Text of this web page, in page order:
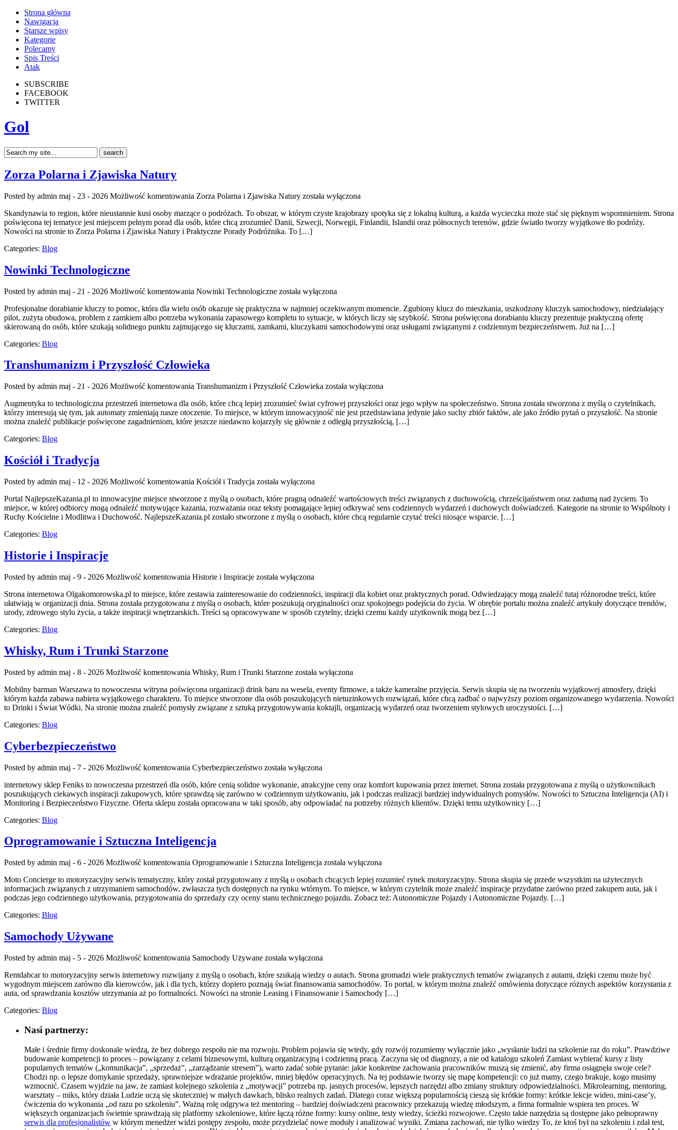
Strona główna
Nawigacja
Starsze wpisy
Kategorie
Polecamy
Spis Treści
Atak
SUBSCRIBE
FACEBOOK
TWITTER
Gol
Zorza Polarna i Zjawiska Natury
Posted by admin maj - 23 - 2026 Możliwość komentowania Zorza Polarna i Zjawiska Natury została wyłączona
Skandynawia to region, które nieustannie kusi osoby marzące o podróżach. To obszar, w którym czyste krajobrazy spotyka się z lokalną kulturą, a każda wycieczka może stać się pięknym wspomnieniem. Strona
poświęcona tej tematyce jest miejscem pełnym porad dla osób, które chcą zrozumieć Danii, Szwecji, Norwegii, Finlandii, Islandii oraz północnych terenów, gdzie światło tworzy wyjątkowe tło podróży.
Nowości na stronie to Zorza Polarna i Zjawiska Natury i Praktyczne Porady Podróżnika. To […]
Categories: Blog
Nowinki Technologiczne
Posted by admin maj - 21 - 2026 Możliwość komentowania Nowinki Technologiczne została wyłączona
Profesjonalne dorabianie kluczy to pomoc, która dla wielu osób okazuje się praktyczna w najmniej oczekiwanym momencie. Zgubiony klucz do mieszkania, uszkodzony kluczyk samochodowy, niedziałający
pilot, zużyta obudowa, problem z zamkiem albo potrzeba wykonania zapasowego kompletu to sytuacje, w których liczy się szybkość. Strona poświęcona dorabianiu kluczy prezentuje praktyczną ofertę
skierowaną do osób, które szukają solidnego punktu zajmującego się kluczami, zamkami, kluczykami samochodowymi oraz usługami związanymi z codziennym bezpieczeństwem. Już na […]
Categories: Blog
Transhumanizm i Przyszłość Człowieka
Posted by admin maj - 21 - 2026 Możliwość komentowania Transhumanizm i Przyszłość Człowieka została wyłączona
Augmentyka to technologiczna przestrzeń internetowa dla osób, które chcą lepiej zrozumieć świat cyfrowej przyszłości oraz jego wpływ na społeczeństwo. Strona została stworzona z myślą o czytelnikach,
którzy interesują się tym, jak automaty zmieniają nasze otoczenie. To miejsce, w którym innowacyjność nie jest przedstawiana jedynie jako suchy zbiór faktów, ale jako źródło pytań o przyszłość. Na stronie
można znaleźć publikacje poświęcone zagadnieniom, które jeszcze niedawno kojarzyły się głównie z odległą przyszłością, […]
Categories: Blog
Kościół i Tradycja
Posted by admin maj - 12 - 2026 Możliwość komentowania Kościół i Tradycja została wyłączona
Portal NajlepszeKazania.pl to innowacyjne miejsce stworzone z myślą o osobach, które pragną odnaleźć wartościowych treści związanych z duchowością, chrześcijaństwem oraz zadumą nad życiem. To
miejsce, w której odbiorcy mogą odnaleźć motywujące kazania, rozważania oraz teksty pomagające lepiej odkrywać sens codziennych wydarzeń i duchowych doświadczeń. Kategorie na stronie to Wspólnoty i
Ruchy Kościelne i Modlitwa i Duchowość. NajlepszeKazania.pl zostało stworzone z myślą o osobach, które chcą regularnie czytać treści niosące wsparcie. […]
Categories: Blog
Historie i Inspiracje
Posted by admin maj - 9 - 2026 Możliwość komentowania Historie i Inspiracje została wyłączona
Strona internetowa Olgakomorowska.pl to miejsce, które zestawia zainteresowanie do codzienności, inspiracji dla kobiet oraz praktycznych porad. Odwiedzający mogą znaleźć tutaj różnorodne treści, które
ułatwiają w organizacji dnia. Strona została przygotowana z myślą o osobach, które poszukują oryginalności oraz spokojnego podejścia do życia. W obrębie portalu można znaleźć artykuły dotyczące trendów,
urody, zdrowego stylu życia, a także inspiracji wnętrzarskich. Treści są opracowywane w sposób czytelny, dzięki czemu każdy użytkownik mogą bez […]
Categories: Blog
Whisky, Rum i Trunki Starzone
Posted by admin maj - 8 - 2026 Możliwość komentowania Whisky, Rum i Trunki Starzone została wyłączona
Mobilny barman Warszawa to nowoczesna witryna poświęcona organizacji drink baru na wesela, eventy firmowe, a także kameralne przyjęcia. Serwis skupia się na tworzeniu wyjątkowej atmosfery, dzięki
którym każda zabawa nabiera wyjątkowego charakteru. To miejsce stworzone dla osób poszukujących nietuzinkowych rozwiązań, które chcą zadbać o najwyższy poziom organizowanego wydarzenia. Nowości
to Drinki i Świat Wódki. Na stronie można znaleźć pomysły związane z sztuką przygotowywania koktajli, organizacją wydarzeń oraz tworzeniem stylowych uroczystości. […]
Categories: Blog
Cyberbezpieczeństwo
Posted by admin maj - 7 - 2026 Możliwość komentowania Cyberbezpieczeństwo została wyłączona
internetowy sklep Feniks to nowoczesna przestrzeń dla osób, które cenią solidne wykonanie, atrakcyjne ceny oraz komfort kupowania przez internet. Strona została przygotowana z myślą o użytkownikach
poszukujących ciekawych inspiracji zakupowych, które sprawdzą się zarówno w codziennym użytkowaniu, jak i podczas realizacji bardziej indywidualnych pomysłów. Nowości to Sztuczna Inteligencja (AI) i
Monitoring i Bezpieczeństwo Fizyczne. Oferta sklepu została opracowana w taki sposób, aby odpowiadać na potrzeby różnych klientów. Dzięki temu użytkownicy […]
Categories: Blog
Oprogramowanie i Sztuczna Inteligencja
Posted by admin maj - 6 - 2026 Możliwość komentowania Oprogramowanie i Sztuczna Inteligencja została wyłączona
Moto Concierge to motoryzacyjny serwis tematyczny, który został przygotowany z myślą o osobach chcących lepiej rozumieć rynek motoryzacyjny. Strona skupia się przede wszystkim na użytecznych
informacjach związanych z utrzymaniem samochodów, zwłaszcza tych dostępnych na rynku wtórnym. To miejsce, w którym czytelnik może znaleźć inspiracje przydatne zarówno przed zakupem auta, jak i
podczas jego codziennego użytkowania, przygotowania do sprzedaży czy oceny stanu technicznego pojazdu. Zobacz też: Autonomiczne Pojazdy i Autonomiczne Pojazdy. […]
Categories: Blog
Samochody Używane
Posted by admin maj - 5 - 2026 Możliwość komentowania Samochody Używane została wyłączona
Rentdabcar to motoryzacyjny serwis internetowy rozwijany z myślą o osobach, które szukają wiedzy o autach. Strona gromadzi wiele praktycznych tematów związanych z autami, dzięki czemu może być
wygodnym miejscem zarówno dla kierowców, jak i dla tych, którzy dopiero poznają świat finansowania samochodów. To portal, w którym można znaleźć omówienia dotyczące różnych aspektów korzystania z
auta, od sprawdzania kosztów utrzymania aż po formalności. Nowości na stronie Leasing i Finansowanie i Samochody […]
Categories: Blog
Nasi partnerzy:
Małe i średnie firmy doskonale wiedzą, że bez dobrego zespołu nie ma rozwoju. Problem pojawia się wtedy, gdy rozwój rozumiemy wyłącznie jako „wysłanie ludzi na szkolenie raz do roku”. Prawdziwe
budowanie kompetencji to proces – powiązany z celami biznesowymi, kulturą organizacyjną i codzienną pracą. Zaczyna się od diagnozy, a nie od katalogu szkoleń Zamiast wybierać kursy z listy
popularnych tematów („komunikacja”, „sprzedaż”, „zarządzanie stresem”), warto zadać sobie pytanie: jakie konkretne zachowania pracowników muszą się zmienić, aby firma osiągnęła swoje cele?
Chodzi np. o lepsze domykanie sprzedaży, sprawniejsze wdrażanie projektów, mniej błędów operacyjnych. Na tej podstawie tworzy się mapę kompetencji: co już mamy, czego brakuje, kogo musimy
wzmocnić. Czasem wyjdzie na jaw, że zamiast kolejnego szkolenia z „motywacji” potrzeba np. jasnych procesów, lepszych narzędzi albo zmiany struktury odpowiedzialności. Mikrolearning, mentoring,
warsztaty – miks, który działa Ludzie uczą się skuteczniej w małych dawkach, blisko realnych zadań. Dlatego coraz większą popularnością cieszą się krótkie formy: krótkie lekcje wideo, mini-case’y,
ćwiczenia do wykonania „od razu po szkoleniu”. Ważną rolę odgrywa też mentoring – bardziej doświadczeni pracownicy przekazują wiedzę młodszym, a firma formalnie wspiera ten proces. W
większych organizacjach świetnie sprawdzają się platformy szkoleniowe, które łączą różne formy: kursy online, testy wiedzy, ścieżki rozwojowe. Często takie narzędzia są dostępne jako pełnoprawny
serwis dla profesjonalistów w którym menedżer widzi postępy zespołu, może przydzielać nowe moduły i analizować wyniki. Zmiana zachowań, nie tylko wiedzy To, że ktoś był na szkoleniu i zdał test,